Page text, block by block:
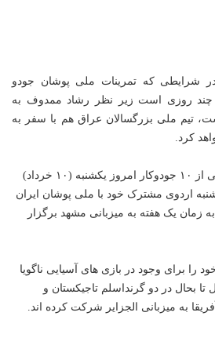
شرایطی که تمرینات ملی پوشان جودو
چند روزی است زیر نظر رشاد ممدوف به
تیم ملی بزرگسالان عراق هم با سفر به
کرد.
تیم ملی جودو عراق با ترکیبی از ۱۰ جودوکار امروز یکشنبه (۱۰ خرداد)
اردوی مشترک خود با ملی پوشان ایران
زمان یک هفته به میزبانی مشهد برگزار
را برای وجود در بازی های آسیایی ناگویا
تا بحال در دو گرنداسلم تاجیکستان و
به میزبانی الجزایر شرکت کرده اند.